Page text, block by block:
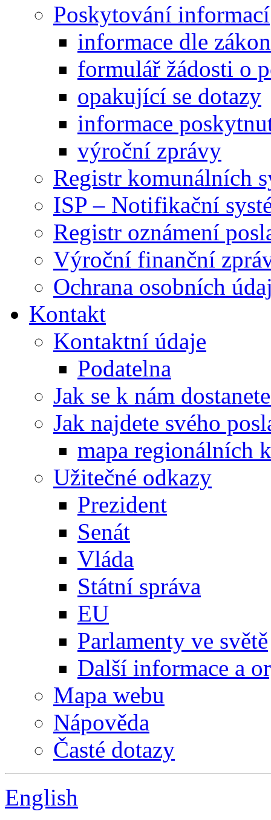
Poskytování informací
informace dle
formulář žádosti o
opakující se dotazy
informace
výroční zprávy
Registr komunálních
ISP – Notifikační
Registr oznámení
Výroční finanční
Ochrana osobních
Kontakt
Kontaktní údaje
Podatelna
Jak se k nám
Jak najdete svého
mapa regionálních
Užitečné odkazy
Prezident
Senát
Vláda
Státní správa
EU
Parlamenty ve světě
Další informace a
Mapa webu
Nápověda
Časté dotazy
English